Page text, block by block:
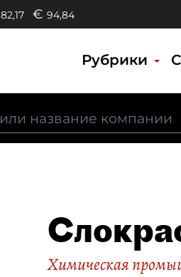
82,17 € 94,84
Рубрики
Химическая